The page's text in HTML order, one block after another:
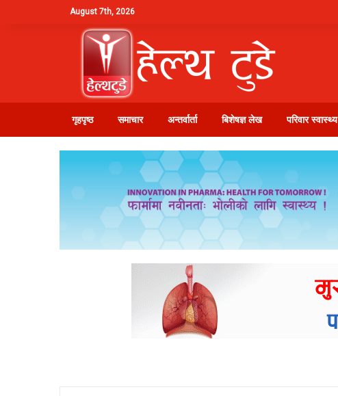
August 7th, 2026
गृहपृष्ठ समाचार अन्तर्वार्ता बिशेषज्ञ लेख परिवार स्वास्थ्य